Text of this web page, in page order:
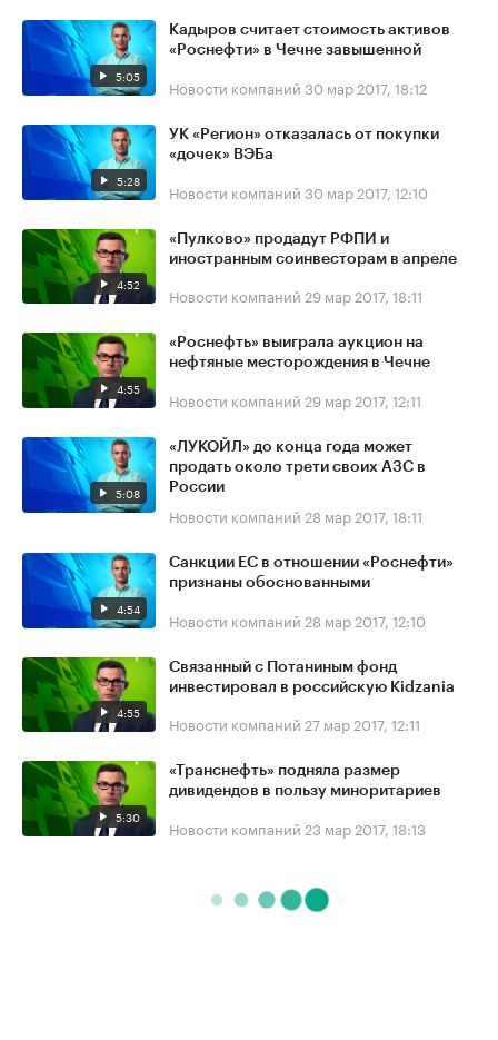
5:05
Кадыров считает стоимость активов
«Роснефти» в Чечне завышенной
Новости компаний 30 мар 2017, 18:12
5:28
УК «Регион» отказалась от покупки
«дочек» ВЭБа
Новости компаний 30 мар 2017, 12:10
4:52
«Пулково» продадут РФПИ и
иностранным соинвесторам в апреле
Новости компаний 29 мар 2017, 18:11
4:55
«Роснефть» выиграла аукцион на
нефтяные месторождения в Чечне
Новости компаний 29 мар 2017, 12:11
5:08
«ЛУКОЙЛ» до конца года может
продать около трети своих АЗС в
России
Новости компаний 28 мар 2017, 18:11
4:54
Санкции ЕС в отношении «Роснефти»
признаны обоснованными
Новости компаний 28 мар 2017, 12:10
4:55
Связанный с Потаниным фонд
инвестировал в российскую Kidzania
Новости компаний 27 мар 2017, 12:11
5:30
«Транснефть» подняла размер
дивидендов в пользу миноритариев
Новости компаний 23 мар 2017, 18:13